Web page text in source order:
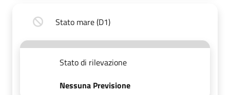
Stato mare (D1)
Stato di rilevazione
Nessuna Previsione